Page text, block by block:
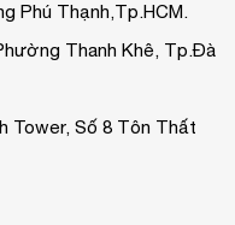
Phú Thạnh,Tp.HCM.
Thanh Khê, Tp.Đà
Tower, Số 8 Tôn Thất